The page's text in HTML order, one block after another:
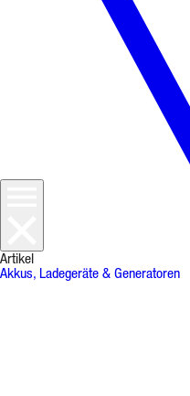
Artikel
Akkus, Ladegeräte & Generatoren